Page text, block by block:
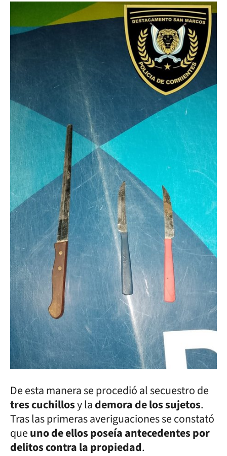
De esta manera se procedió al secuestro de
tres cuchillosy lademora de los sujetos.
Tras las primeras averiguaciones se constató
queuno de ellos poseía antecedentes por
delitos contra la propiedad.